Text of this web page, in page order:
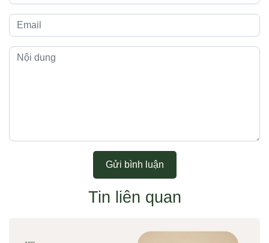
Gửi bình luận
Tin liên quan